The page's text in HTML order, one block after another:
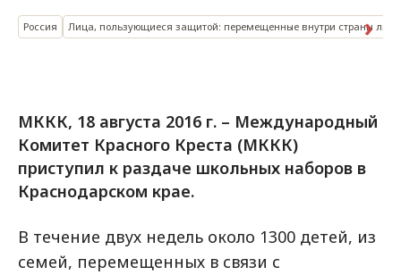
Россия Лица, пользующиеся защитой: перемещенные внутри страны лица
МККК, 18 августа 2016 г. – Международный
Комитет Красного Креста (МККК)
приступил к раздаче школьных наборов в
Краснодарском крае.
В течение двух недель около 1300 детей, из
семей, перемещенных в связи с